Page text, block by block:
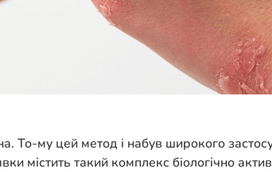
То-му цей метод і набув широкого
містить такий комплекс біологічно